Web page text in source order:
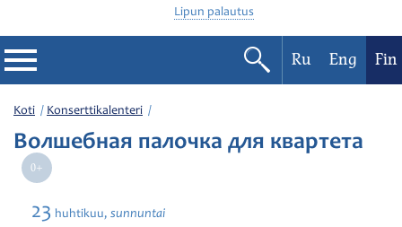
Lipun palautus
Filharmonia
Konserttikalenteri
Festivaalit
Ru Eng Fin
Koti Konserttikalenteri
Волшебная палочка для квартета
23 huhtikuu, sunnuntai